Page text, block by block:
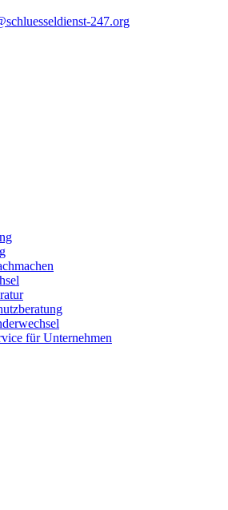
247.org
für Unternehmen